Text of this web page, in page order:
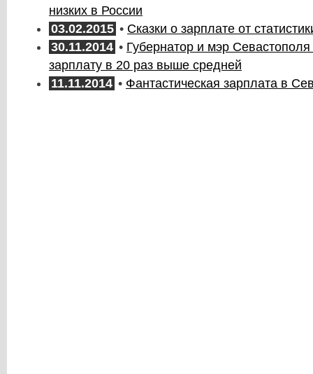
низких в России
03.02.2015 • Сказки о зарплате от
30.11.2014 • Губернатор и мэр
зарплату в 20 раз выше средней
11.11.2014 • Фантастическая зарплата в